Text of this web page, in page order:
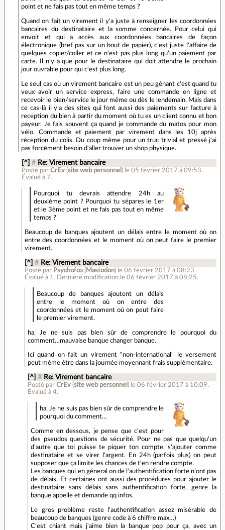
point et ne fais pas tout en même temps ?
Quand on fait un virement il y'a juste à renseigner les coordonnées
bancaires du destinataire et la somme concernée. Pour celui qui
envoit et qui a accès aux coordonnées bancaires de façon
électronique (bref pas sur un bout de papier), c'est juste l'affaire de
quelques copier/coller et ce n'est pas plus long qu'un paiement par
carte. Il n'y a que pour le destinataire qui doit attendre le prochain
jour ouvrable pour qui c'est plus long.
Le seul cas où un virement bancaire est un peu gênant c'est quand tu
veux avoir un service express, faire une commande en ligne et
recevoir le bien/service le jour même ou dès le lendemain. Mais dans
ce cas-là il y'a des sites qui font aussi des paiements sur facture à
reception du bien à partir du moment où tu es un client connu et bon
payeur. Je fais souvent ça quand je commande du matos pour mon
vélo. Commande et paiement par virement dans les 10j après
réception du colis. Du coup même pour un truc trivial et pressé j'ai
pas forcément besoin d'aller trouver un shop physique.
[^] # Re: Virement bancaire
Posté par CrEv(site web personnel ) le 05 février 2017 à 09:53.
Évalué à 7.
Pourquoi tu devrais attendre 24h au
deuxième point ? Pourquoi tu sépares le 1er
et le 3ème point et ne fais pas tout en même
temps ?
Beaucoup de banques ajoutent un délais entre le moment où on
entre des coordonnées et le moment où on peut faire le premier
virement.
[^] # Re: Virement bancaire
Posté par Psychofox(Mastodon) le 06 février 2017 à 08:23.
Évalué à 1 . Dernière modification le 06 février 2017 à 08:25.
Beaucoup de banques ajoutent un délais
entre le moment où on entre des
coordonnées et le moment où on peut faire
le premier virement.
ha. Je ne suis pas bien sûr de comprendre le pourquoi du
comment…mauvaise banque changer banque.
Ici quand on fait un virement "non-international" le versement
peut même être dans la journée moyennant frais supplémentaire.
[^] # Re: Virement bancaire
Posté parCrEv (site web personnel ) le 06 février 2017 à 10:09.
Évalué à4.
ha. Je ne suis pas bien sûr de comprendre le
pourquoi du comment…
Comme en dessous, je pense que c'est pour
des pseudos questions de sécurité. Pour ne pas que quelqu'un
d'autre que toi puisse te piquer ton compte, s'ajouter comme
destinataire et se virer l'argent. En 24h (parfois plus) on peut
supposer que ça limite les chances de t'en rendre compte.
Les banques qui en géneral on de l'authentification forte n'ont pas
de délais. Et certaines ont aussi des procédures pour ajouter le
destinataire sans délais sans authentification forte, genre la
banque appelle et demande qq infos.
Le gros problème reste l'authentification assez misérable de
beaucoup de banques (genre code à 6 chiffre max…)
C'est chiant mais j'aime bien la banque pop pour ça, avec un